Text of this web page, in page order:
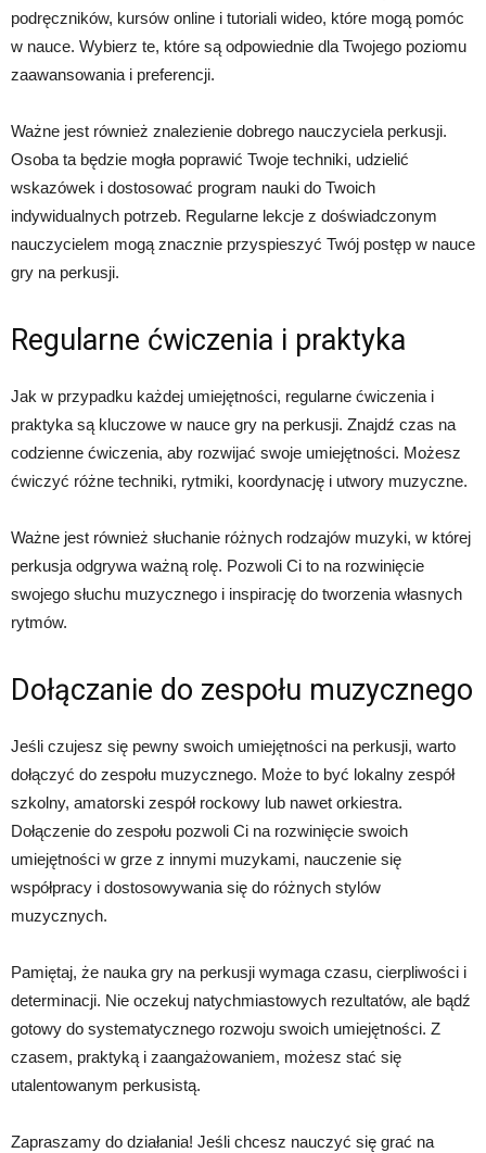
podręczników, kursów online i tutoriali wideo, które mogą pomóc
w nauce. Wybierz te, które są odpowiednie dla Twojego poziomu
zaawansowania i preferencji.
Ważne jest również znalezienie dobrego nauczyciela perkusji.
Osoba ta będzie mogła poprawić Twoje techniki, udzielić
wskazówek i dostosować program nauki do Twoich
indywidualnych potrzeb. Regularne lekcje z doświadczonym
nauczycielem mogą znacznie przyspieszyć Twój postęp w nauce
gry na perkusji.
Regularne ćwiczenia i praktyka
Jak w przypadku każdej umiejętności, regularne ćwiczenia i
praktyka są kluczowe w nauce gry na perkusji. Znajdź czas na
codzienne ćwiczenia, aby rozwijać swoje umiejętności. Możesz
ćwiczyć różne techniki, rytmiki, koordynację i utwory muzyczne.
Ważne jest również słuchanie różnych rodzajów muzyki, w której
perkusja odgrywa ważną rolę. Pozwoli Ci to na rozwinięcie
swojego słuchu muzycznego i inspirację do tworzenia własnych
rytmów.
Dołączanie do zespołu muzycznego
Jeśli czujesz się pewny swoich umiejętności na perkusji, warto
dołączyć do zespołu muzycznego. Może to być lokalny zespół
szkolny, amatorski zespół rockowy lub nawet orkiestra.
Dołączenie do zespołu pozwoli Ci na rozwinięcie swoich
umiejętności w grze z innymi muzykami, nauczenie się
współpracy i dostosowywania się do różnych stylów
muzycznych.
Pamiętaj, że nauka gry na perkusji wymaga czasu, cierpliwości i
determinacji. Nie oczekuj natychmiastowych rezultatów, ale bądź
gotowy do systematycznego rozwoju swoich umiejętności. Z
czasem, praktyką i zaangażowaniem, możesz stać się
utalentowanym perkusistą.
Zapraszamy do działania! Jeśli chcesz nauczyć się grać na